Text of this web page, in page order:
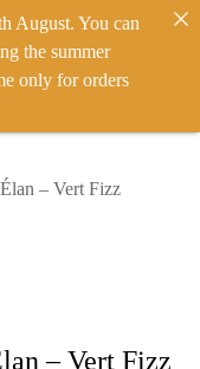
IT ENACCEDI
– Vert Fizz
– Vert Fizz
August. You can
the summer
only for orders